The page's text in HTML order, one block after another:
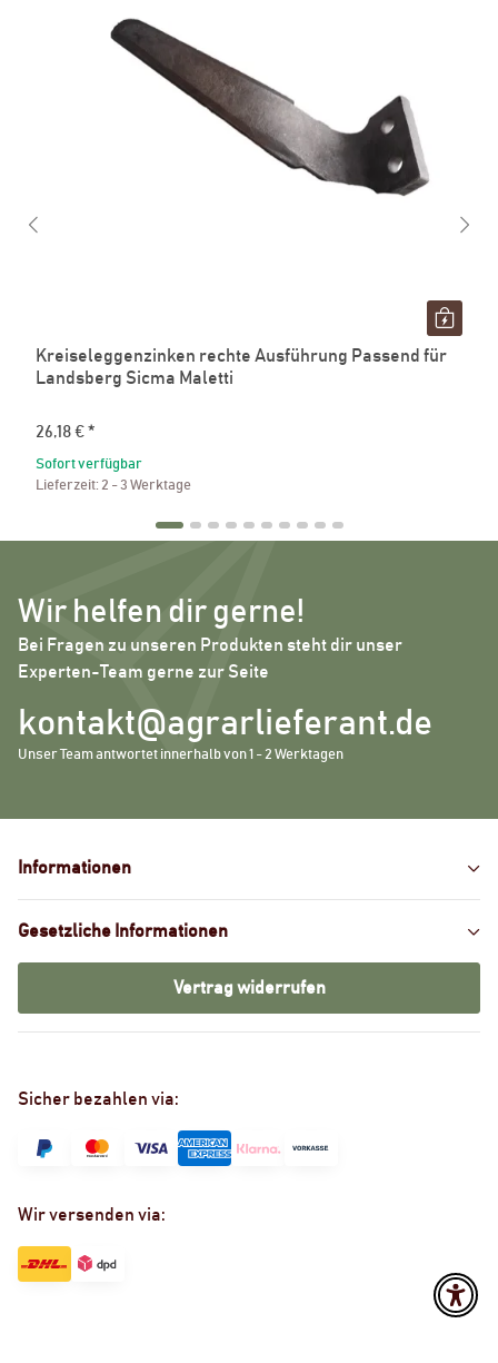
Kreiseleggenzinken rechte Ausführung Passend für
Landsberg Sicma Maletti
26,18 € *
Sofort verfügbar
Lieferzeit: 2 - 3 Werktage
Wir helfen dir gerne!
Bei Fragen zu unseren Produkten steht dir unser
Experten-Team gerne zur Seite
kontakt@agrarlieferant.de
Unser Team antwortet innerhalb von 1 - 2 Werktagen
Informationen
Gesetzliche Informationen
Vertrag widerrufen
Sicher bezahlen via:
Wir versenden via: